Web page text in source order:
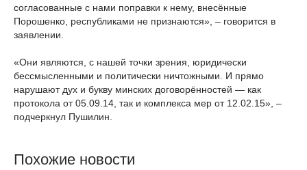
согласованные с нами поправки к нему, внесённые
Порошенко, республиками не признаются», – говорится в
заявлении.
«Они являются, с нашей точки зрения, юридически
бессмысленными и политически ничтожными. И прямо
нарушают дух и букву минских договорённостей — как
протокола от 05.09.14, так и комплекса мер от 12.02.15», –
подчеркнул Пушилин.
Похожие новости